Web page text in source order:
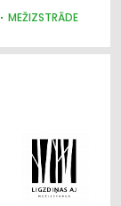
MEŽIZSTRĀDE